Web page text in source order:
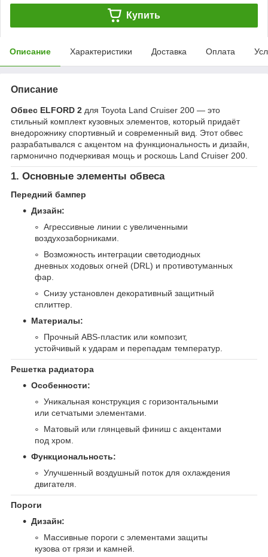
Купить
Описание Характеристики Доставка Оплата
Описание
Обвес ELFORD 2 для Toyota Land Cruiser 200 — это
стильный комплект кузовных элементов, который придаёт
внедорожнику спортивный и современный вид. Этот обвес
разрабатывался с акцентом на функциональность и дизайн,
гармонично подчеркивая мощь и роскошь Land Cruiser 200.
1. Основные элементы обвеса
Передний бампер
Дизайн:
Агрессивные линии с увеличенными
воздухозаборниками.
Возможность интеграции светодиодных
дневных ходовых огней (DRL) и противотуманных
фар.
Снизу установлен декоративный защитный
сплиттер.
Материалы:
Прочный ABS-пластик или композит,
устойчивый к ударам и перепадам температур.
Решетка радиатора
Особенности:
Уникальная конструкция с горизонтальными
или сетчатыми элементами.
Матовый или глянцевый финиш с акцентами
под хром.
Функциональность:
Улучшенный воздушный поток для охлаждения
двигателя.
Пороги
Дизайн:
Массивные пороги с элементами защиты
кузова от грязи и камней.